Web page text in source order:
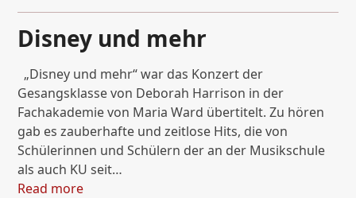
Disney und mehr
„Disney und mehr“ war das Konzert der
Gesangsklasse von Deborah Harrison in der
Fachakademie von Maria Ward übertitelt. Zu hören
gab es zauberhafte und zeitlose Hits, die von
Schülerinnen und Schülern der an der Musikschule
als auch KU seit…
Read more